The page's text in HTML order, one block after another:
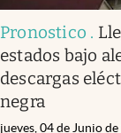
Pronostico .
estados bajo
descargas
negra
jueves, 04 de Junio